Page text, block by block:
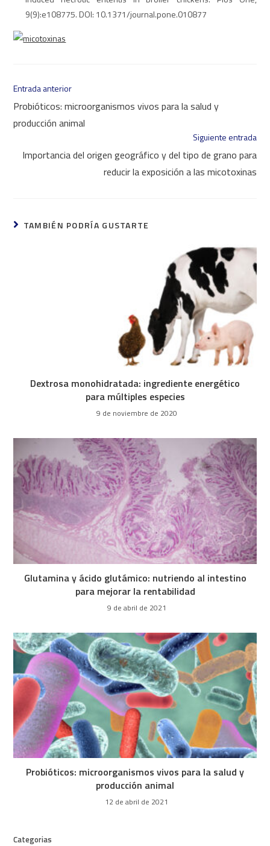
9(9):e108775. DOI: 10.1371/journal.pone.010877
Leer
artículos
Entrada anterior
Probióticos: microorganismos vivos para la salud y
producción animal
Siguiente entrada
Importancia del origen geográfico y del tipo de grano para
reducir la exposición a las micotoxinas
TAMBIÉN PODRÍA GUSTARTE
Dextrosa monohidratada: ingrediente energético
para múltiples especies
9 de noviembre de 2020
Glutamina y ácido glutámico: nutriendo al intestino
para mejorar la rentabilidad
9 de abril de 2021
Probióticos: microorganismos vivos para la salud y
producción animal
12 de abril de 2021
Categorias